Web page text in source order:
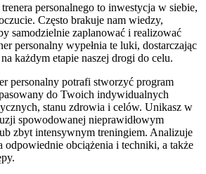
personalnego to inwestycja w siebie,
Często brakuje nam wiedzy,
samodzielnie zaplanować i realizować
personalny wypełnia te luki, dostarczając
każdym etapie naszej drogi do celu.
personalny potrafi stworzyć program
do Twoich indywidualnych
stanu zdrowia i celów. Unikasz w
spowodowanej nieprawidłowym
zbyt intensywnym treningiem. Analizuje
odpowiednie obciążenia i techniki, a także